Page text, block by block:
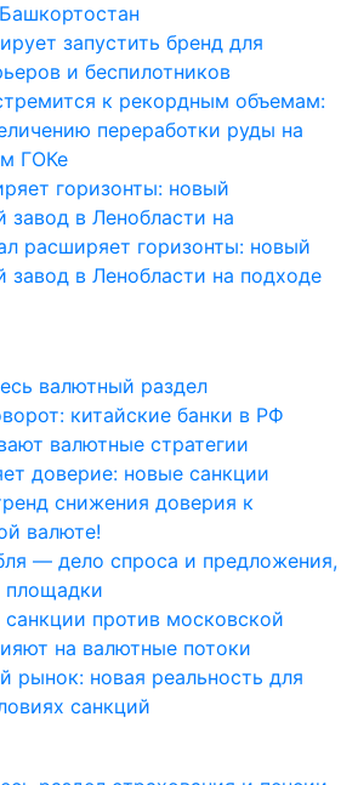
запустить бренд для
и беспилотников
к рекордным объемам:
переработки руды на
ГОКе
горизонты: новый
завод в Ленобласти на
расширяет горизонты: новый
завод в Ленобласти на подходе
китайские банки в РФ
валютные стратегии
доверие: новые санкции
снижения доверия к
валюте!
— дело спроса и предложения,
площадки
санкции против московской
на валютные потоки
рынок: новая реальность для
санкций